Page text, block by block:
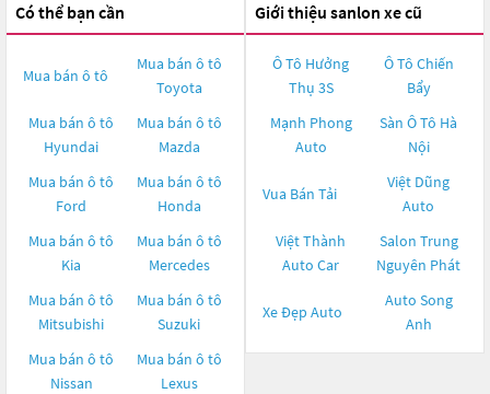
Có thể bạn cần
Mua bán ô tô
Mua bán ô tô
Toyota
Mua bán ô tô
Hyundai
Mua bán ô tô
Mazda
Mua bán ô tô
Ford
Mua bán ô tô
Honda
Mua bán ô tô
Kia
Mua bán ô tô
Mercedes
Mua bán ô tô
Mitsubishi
Mua bán ô tô
Suzuki
Mua bán ô tô
Nissan
Mua bán ô tô
Lexus
Giới thiệu sanlon xe cũ
Ô Tô Hưởng
Thụ 3S
Ô Tô Chiến
Bẩy
Mạnh Phong
Auto
Sàn Ô Tô Hà
Nội
Vua Bán Tải
Việt Dũng
Auto
Việt Thành
Auto Car
Salon Trung
Nguyên Phát
Xe Đẹp Auto
Auto Song
Anh